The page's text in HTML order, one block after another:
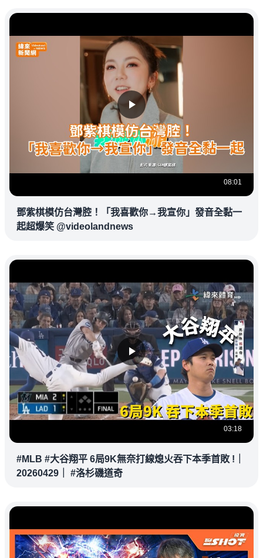
08:01
鄧紫棋模仿台灣腔！「我喜歡你→我宣你」發音全黏一
起超爆笑 @videolandnews
03:18
#MLB #大谷翔平 6局9K無奈打線熄火吞下本季首敗 !｜
20260429｜ #洛杉磯道奇